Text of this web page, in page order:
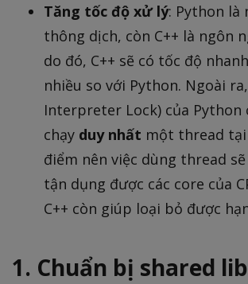
Tăng tốc độ xử lý: Python là
thông dịch, còn C++ là ngôn
do đó, C++ sẽ có tốc độ
nhiều so với Python. Ngoài
Interpreter Lock) của Python
chạy duy nhất một thread
điểm nên việc dùng thread
tận dụng được các core của
C++ còn giúp loại bỏ được
1. Chuẩn bị shared